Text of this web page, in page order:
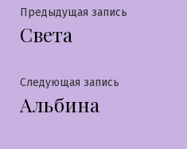
Навигация
по
записям
Предыдущая запись
Света
Следующая запись
Альбина